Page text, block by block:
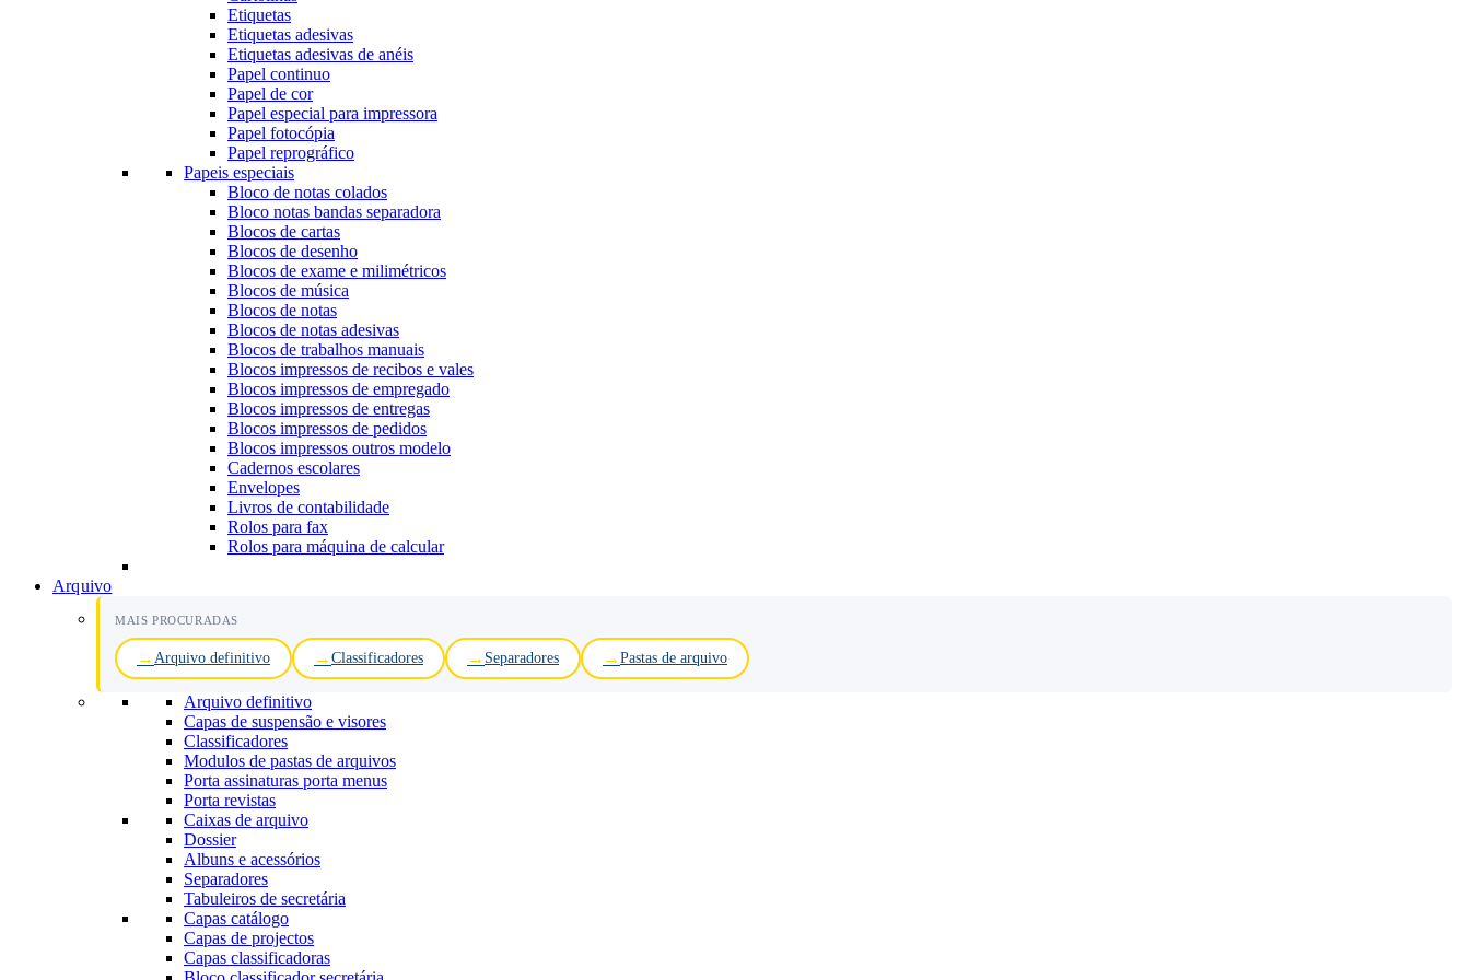
Etiquetas
Etiquetas adesivas
Etiquetas adesivas de anéis
Papel continuo
Papel de cor
Papel especial para impressora
Papel fotocópia
Papel reprográfico
Papeis especiais
Bloco de notas colados
Bloco notas bandas separadora
Blocos de cartas
Blocos de desenho
Blocos de exame e milimétricos
Blocos de música
Blocos de notas
Blocos de notas adesivas
Blocos de trabalhos manuais
Blocos impressos de recibos e vales
Blocos impressos de empregado
Blocos impressos de entregas
Blocos impressos de pedidos
Blocos impressos outros modelo
Cadernos escolares
Envelopes
Livros de contabilidade
Rolos para fax
Rolos para máquina de calcular
Arquivo
MAIS PROCURADAS
Arquivo definitivo Classificadores Separadores Pastas de arquivo
Arquivo definitivo
Capas de suspensão e visores
Classificadores
Modulos de pastas de arquivos
Porta assinaturas porta menus
Porta revistas
Caixas de arquivo
Dossier
Albuns e acessórios
Separadores
Tabuleiros de secretária
Capas catálogo
Capas de projectos
Capas classificadoras